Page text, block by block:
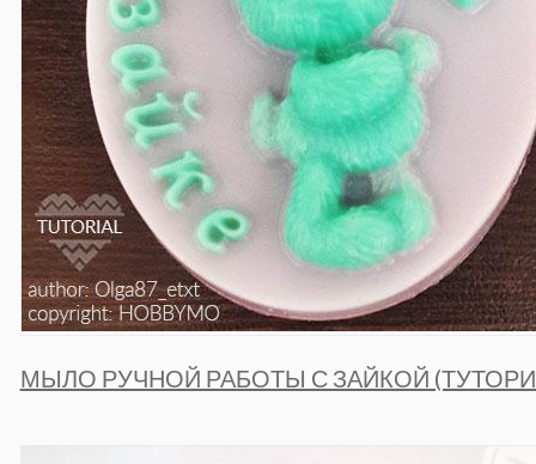
МЫЛО РУЧНОЙ РАБОТЫ С ЗАЙКОЙ